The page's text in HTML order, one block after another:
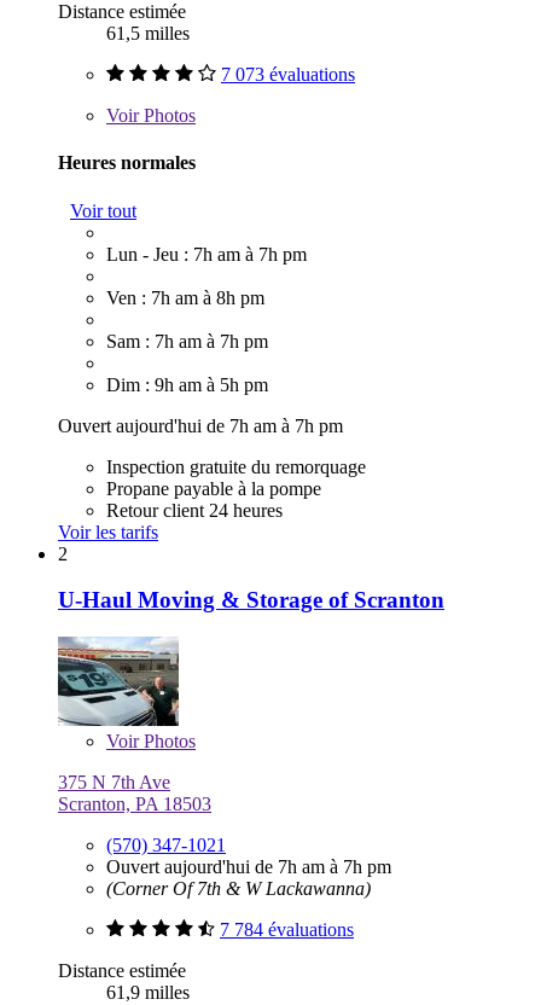
Distance estimée
61,5 milles
7 073 évaluations
VoirPhotos
Heures normales
Voir tout
Lun - Jeu : 7h am à 7h pm
Ven : 7h am à 8h pm
Sam : 7h am à 7h pm
Dim : 9h am à 5h pm
Ouvert aujourd'hui de 7h am à 7h pm
Inspection gratuite du remorquage
Propane payable à la pompe
Retour client 24 heures
Voir les tarifs
2
U-Haul Moving & Storage of Scranton
VoirPhotos
375 N 7th Ave
Scranton, PA 18503
(570) 347-1021
Ouvert aujourd'hui de 7h am à 7h pm
(Corner Of 7th & W Lackawanna)
7 784 évaluations
Distance estimée
61,9 milles